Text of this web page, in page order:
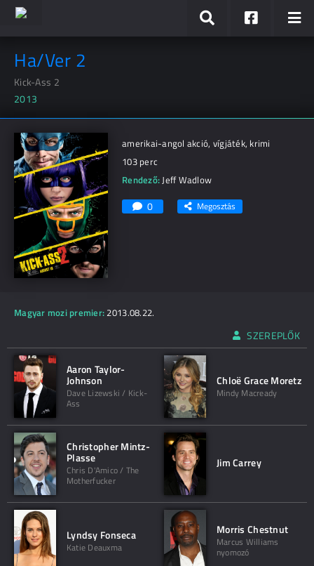
Ha/Ver 2
Kick-Ass 2
2013
amerikai-angol akció, vígjáték, krimi
103 perc
Rendező:Jeff Wadlow
0 Megosztás
Magyar mozi premier: 2013.08.22.
SZEREPLŐK
Aaron Taylor-
Johnson
Dave Lizewski / Kick-
Ass
Chloë Grace Moretz
Mindy Macready
Christopher Mintz-
Plasse
Chris D'Amico / The
Motherfucker
Jim Carrey
Lyndsy Fonseca
Katie Deauxma
Morris Chestnut
Marcus Williams
nyomozó